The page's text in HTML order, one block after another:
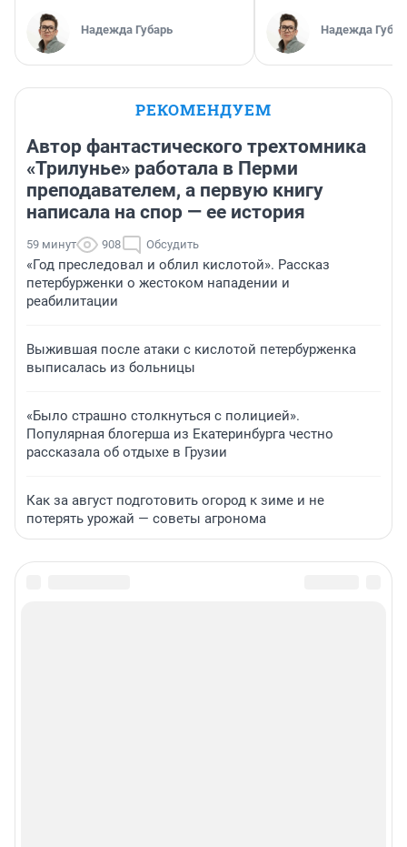
Надежда Губарь Надежда
РЕКОМЕНДУЕМ
Автор фантастического трехтомника
«Трилунье» работала в Перми
преподавателем, а первую книгу
написала на спор — ее история
59 минут 908 Обсудить
«Год преследовал и облил кислотой». Рассказ
петербурженки о жестоком нападении и
реабилитации
Выжившая после атаки с кислотой петербурженка
выписалась из больницы
«Было страшно столкнуться с полицией».
Популярная блогерша из Екатеринбурга честно
рассказала об отдыхе в Грузии
Как за август подготовить огород к зиме и не
потерять урожай — советы агронома